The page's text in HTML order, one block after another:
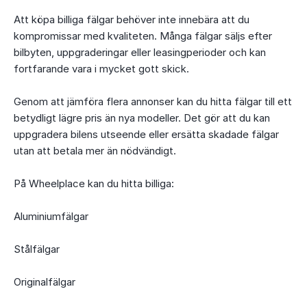
Att köpa billiga fälgar behöver inte innebära att du
kompromissar med kvaliteten. Många fälgar säljs efter
bilbyten, uppgraderingar eller leasingperioder och kan
fortfarande vara i mycket gott skick.
Genom att jämföra flera annonser kan du hitta fälgar till ett
betydligt lägre pris än nya modeller. Det gör att du kan
uppgradera bilens utseende eller ersätta skadade fälgar
utan att betala mer än nödvändigt.
På Wheelplace kan du hitta billiga:
Aluminiumfälgar
Stålfälgar
Originalfälgar